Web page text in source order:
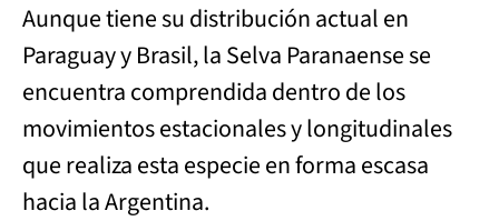
Aunque tiene su distribución actual en
Paraguay y Brasil, la Selva Paranaense se
encuentra comprendida dentro de los
movimientos estacionales y longitudinales
que realiza esta especie en forma escasa
hacia la Argentina.